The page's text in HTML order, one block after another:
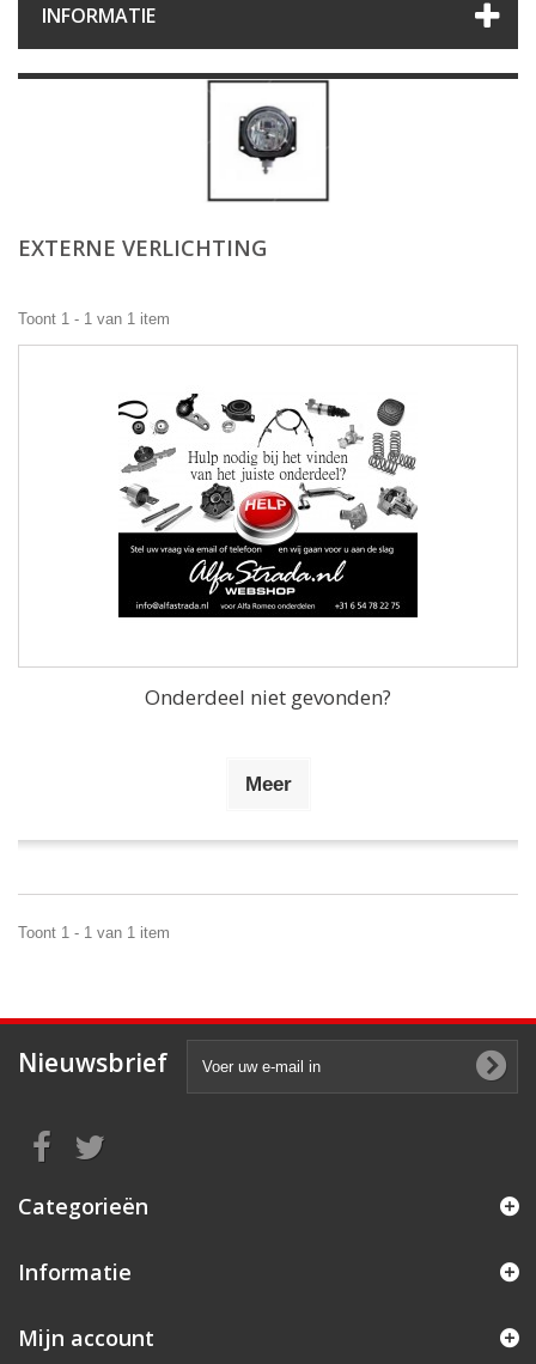
INFORMATIE
EXTERNE VERLICHTING
Toont 1 - 1 van 1 item
Onderdeel niet gevonden?
Meer
Toont 1 - 1 van 1 item
Nieuwsbrief
Categorieën
Informatie
Mijn account